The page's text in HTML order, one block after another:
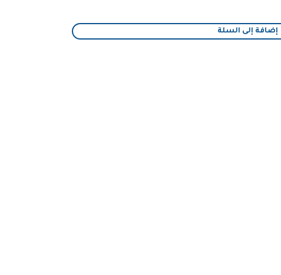
إضافة إلى السلة